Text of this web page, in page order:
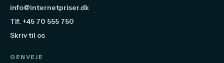
info@internetpriser.dk
Tlf. +45 70 555 750
Skriv til os
GENVEJE